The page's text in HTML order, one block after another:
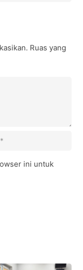
Ruas yang
ini untuk